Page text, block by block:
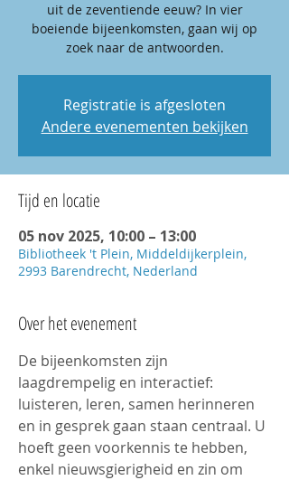
uit de zeventiende eeuw? In vier
boeiende bijeenkomsten, gaan wij op
Registratie is afgesloten
Andere evenementen bekijken
Tijd en locatie
05 nov 2025, 10:00 – 13:00
Bibliotheek 't Plein, Middeldijkerplein,
2993 Barendrecht, Nederland
Over het evenement
De bijeenkomsten zijn
laagdrempelig en interactief:
luisteren, leren, samen herinneren
en in gesprek gaan staan centraal. U
hoeft geen voorkennis te hebben,
enkel nieuwsgierigheid en zin om